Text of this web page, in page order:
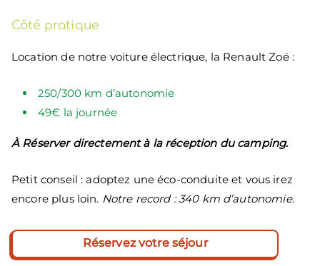
Côté pratique
Location de notre voiture électrique, la Renault Zoé :
250/300 km d’autonomie
49€ la journée
À Réserver directement à la réception du camping.
Petit conseil : adoptez une éco-conduite et vous irez
encore plus loin. Notre record : 340 km d’autonomie.
Réservez votre séjour